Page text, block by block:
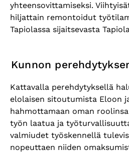
yhteensovittamiseksi.
hiljattain remontoidut
Tapiolassa sijaitsevasta
Kunnon
Kattavalla perehdytyksellä
elolaisen sitoutumista Eloon
hahmottamaan oman
työn laatua ja
valmiudet työskennellä
nopeuttaen niiden